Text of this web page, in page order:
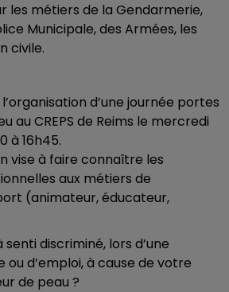
les métiers de la Gendarmerie,
Municipale, des Armées, les
civile.
d’une journée portes
au CREPS de Reims le mercredi
à 16h45.
vise à faire connaître les
aux métiers de
(animateur, éducateur,
discriminé, lors d’une
d’emploi, à cause de votre
de peau ?